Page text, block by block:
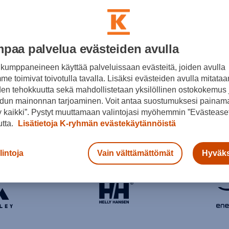
merkkejä myös listan
Suosituimmat tuotemerkit
palvelua evästeiden avulla
käyttää palveluissaan evästeitä, joiden avulla
toimivat toivotulla tavalla. Lisäksi evästeiden avulla
tehokkuutta sekä mahdollistetaan yksilöllinen ostokokemus
mainonnan tarjoaminen. Voit antaa suostumuksesi
kaikki”. Pystyt muuttamaan valintojasi myöhemmin
Lisätietoja K-ryhmän evästekäytännöistä
Vain välttämättömät